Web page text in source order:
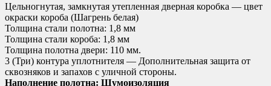
Цельногнутая, замкнутая утепленная дверная коробка — цвет
окраски короба (Шагрень белая)
Толщина стали полотна: 1,8 мм
Толщина стали короба: 1,8 мм
Толщина полотна двери: 110 мм.
3 (Три) контура уплотнителя — Дополнительная защита от
сквозняков и запахов с уличной стороны.
Наполнение полотна: Шумоизоляция